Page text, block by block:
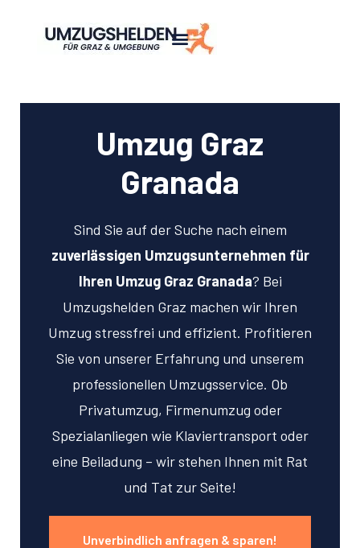
Umzug Graz
Granada
Sind Sie auf der Suche nach einem
zuverlässigen Umzugsunternehmen für
Ihren Umzug Graz Granada? Bei
Umzugshelden Graz machen wir Ihren
Umzug stressfrei und effizient. Profitieren
Sie von unserer Erfahrung und unserem
professionellen Umzugsservice. Ob
Privatumzug, Firmenumzug oder
Spezialanliegen wie Klaviertransport oder
eine Beiladung – wir stehen Ihnen mit Rat
und Tat zur Seite!
Unverbindlich anfragen & sparen!